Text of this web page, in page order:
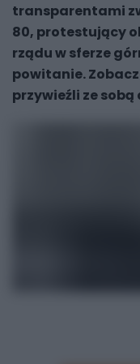
transparentami
80, protestujący
rządu w sferze
powitanie.
przywieźli ze